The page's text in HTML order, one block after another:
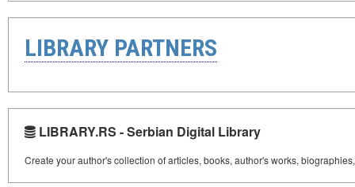
LIBRARY PARTNERS
LIBRARY.RS - Serbian Digital Library
Create your author's collection of articles, books, author's works,